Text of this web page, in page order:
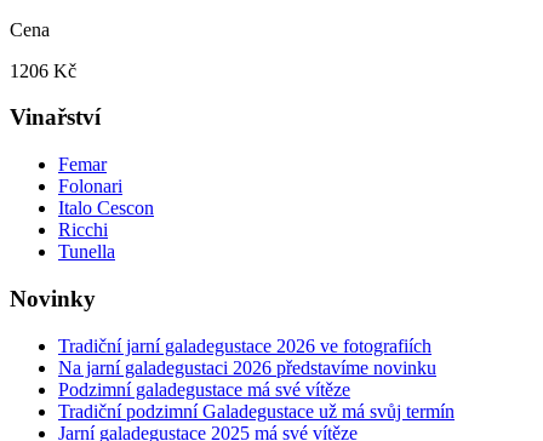
Cena
1206 Kč
Vinařství
Femar
Folonari
Italo Cescon
Ricchi
Tunella
Novinky
Tradiční jarní galadegustace 2026 ve fotografiích
Na jarní galadegustaci 2026 představíme novinku
Podzimní galadegustace má své vítěze
Tradiční podzimní Galadegustace už má svůj termín
Jarní galadegustace 2025 má své vítěze